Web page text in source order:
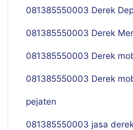
081385550003 Derek
081385550003 Derek
081385550003 Derek
081385550003 Derek
pejaten
081385550003 jasa